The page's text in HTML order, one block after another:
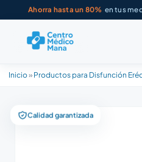
Ahorra hasta un 80% en tus
Inicio» Productos para Disfunción
Calidad garantizada